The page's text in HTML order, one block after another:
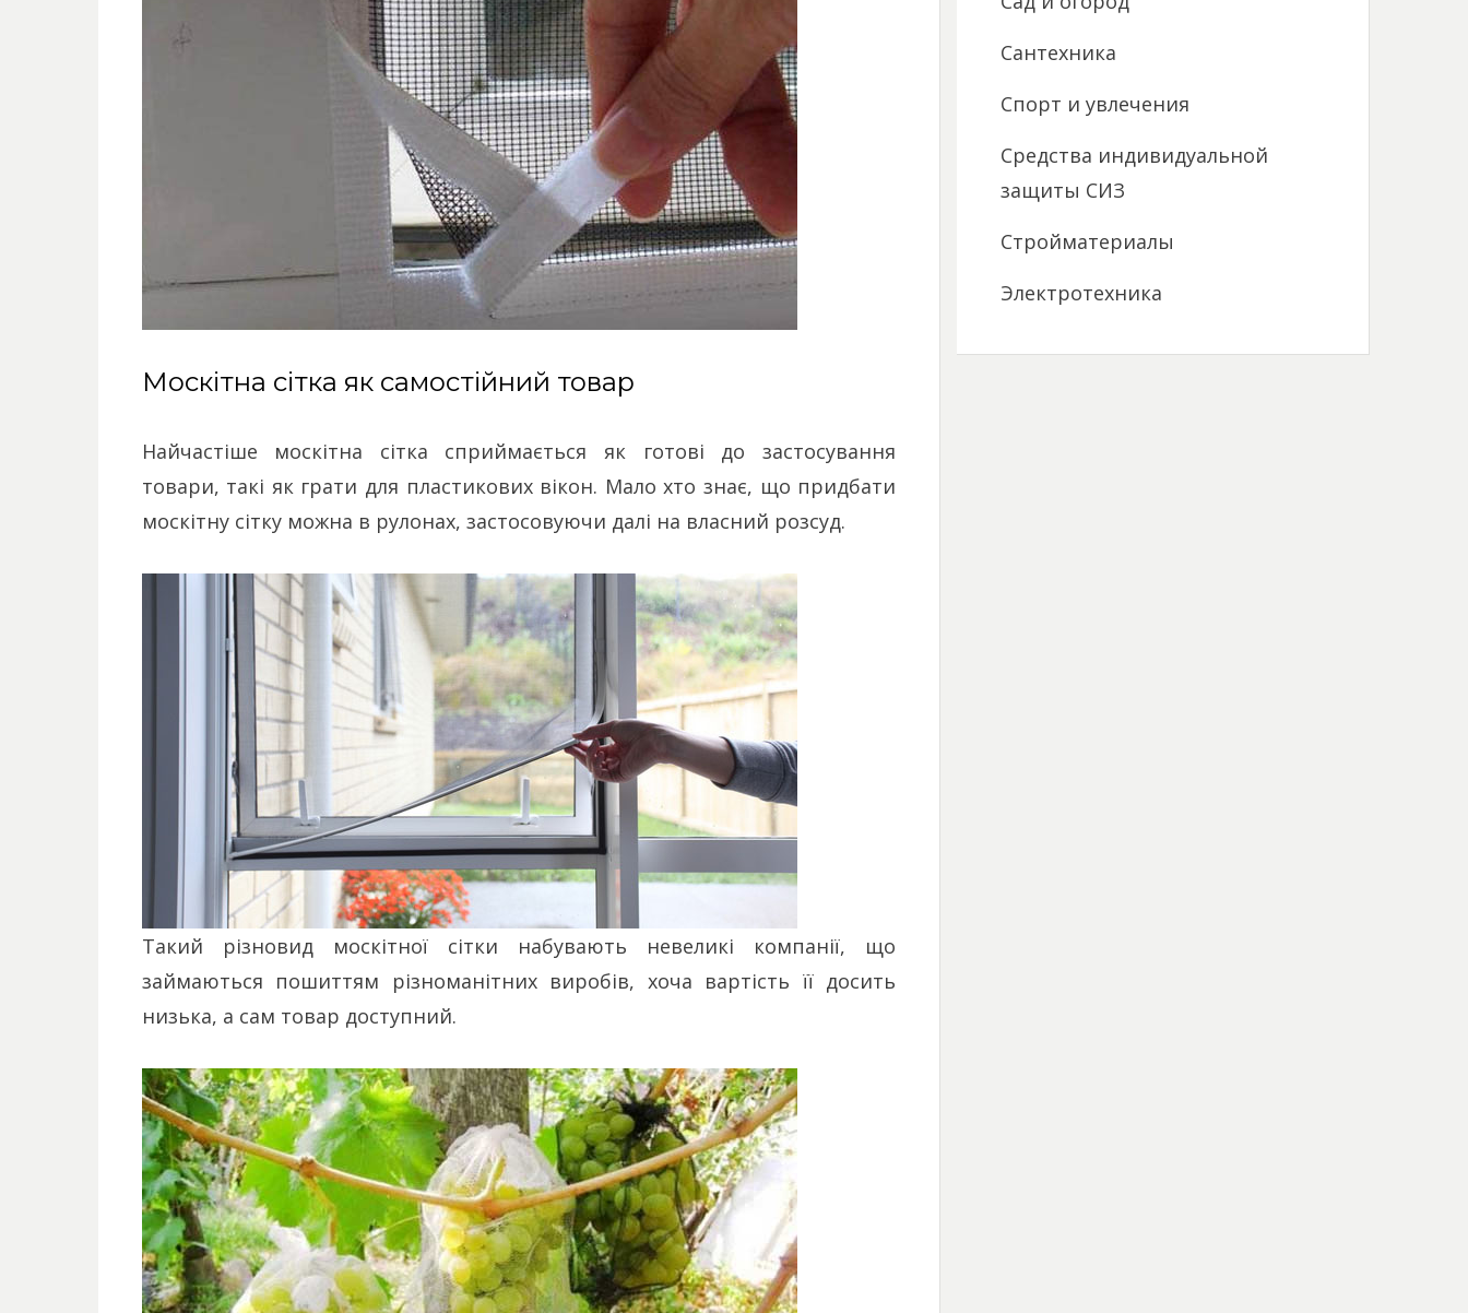
Москітна сітка як самостійний товар
Найчастіше москітна сітка сприймається як готові до застосування
товари, такі як грати для пластикових вікон. Мало хто знає, що придбати
москітну сітку можна в рулонах, застосовуючи далі на власний розсуд.
Такий різновид москітної сітки набувають невеликі компанії, що
займаються пошиттям різноманітних виробів, хоча вартість її досить
низька, а сам товар доступний.
Сантехника
Спорт и увлечения
Средства индивидуальной
защиты СИЗ
Стройматериалы
Электротехника